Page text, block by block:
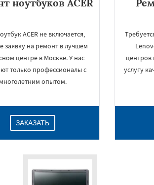
ноутбуков ACER
ACER не включается,
заявку на ремонт в лучшем
центре в Москве. У нас
только профессионалы с
многолетним опытом.
ЗАКАЗАТЬ
центров
услугу